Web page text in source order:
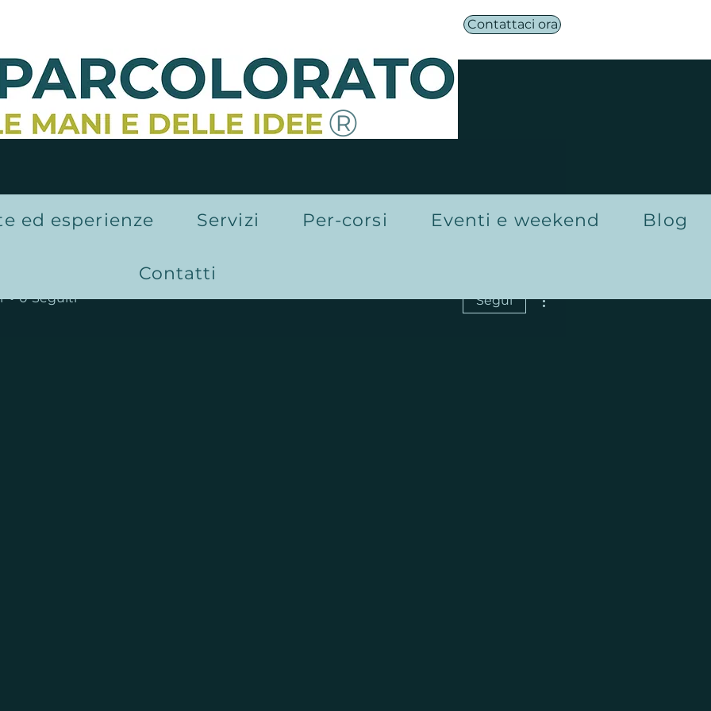
Contattaci ora
®
ed esperienze Servizi Per-corsi Eventi e weekend Blog
Contatti
0 Seguiti Segui